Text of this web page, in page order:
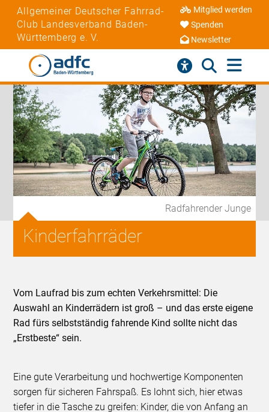
Allgemeiner Deutscher Fahrrad-
Club Landesverband Baden-
Württemberg e. V.
Mitglied werden
Spenden
Newsletter
Radfahrender Junge
Kinderfahrräder
Vom Laufrad bis zum echten Verkehrsmittel: Die
Auswahl an Kinderrädern ist groß – und das erste eigene
Rad fürs selbstständig fahrende Kind sollte nicht das
„Erstbeste“ sein.
Eine gute Verarbeitung und hochwertige Komponenten
sorgen für sicheren Fahrspaß. Es lohnt sich, hier etwas
tiefer in die Tasche zu greifen: Kinder, die von Anfang an